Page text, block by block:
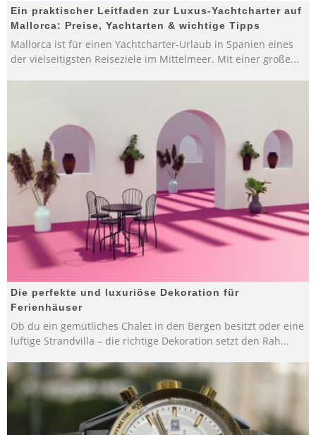
Ein praktischer Leitfaden zur Luxus-Yachtcharter auf
Mallorca: Preise, Yachtarten & wichtige Tipps
Mallorca ist für einen Yachtcharter-Urlaub in Spanien eines
der vielseitigsten Reiseziele im Mittelmeer. Mit einer große...
Die perfekte und luxuriöse Dekoration für
Ferienhäuser
Ob du ein gemütliches Chalet in den Bergen besitzt oder eine
luftige Strandvilla – die richtige Dekoration setzt den Rah...